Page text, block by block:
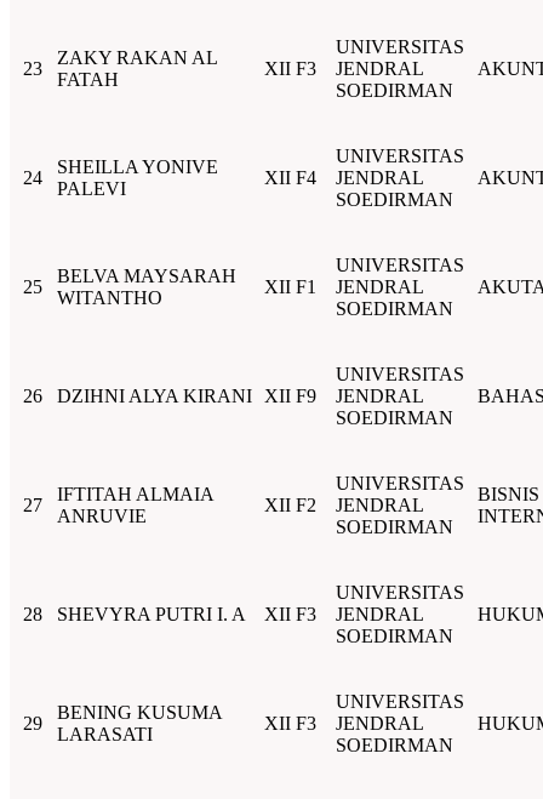
23
ZAKY RAKAN AL
FATAH
XII F3
UNIVERSITAS
JENDRAL
SOEDIRMAN
24
SHEILLA YONIVE
PALEVI
XII F4
UNIVERSITAS
JENDRAL
SOEDIRMAN
25
BELVA MAYSARAH
WITANTHO
XII F1
UNIVERSITAS
JENDRAL
SOEDIRMAN
26 DZIHNI ALYA KIRANI XII F9
UNIVERSITAS
JENDRAL
SOEDIRMAN
27
IFTITAH ALMAIA
ANRUVIE
XII F2
UNIVERSITAS
JENDRAL
SOEDIRMAN
BISNIS
28 SHEVYRA PUTRI I. A XII F3
UNIVERSITAS
JENDRAL
SOEDIRMAN
29
BENING KUSUMA
LARASATI
XII F3
UNIVERSITAS
JENDRAL
SOEDIRMAN